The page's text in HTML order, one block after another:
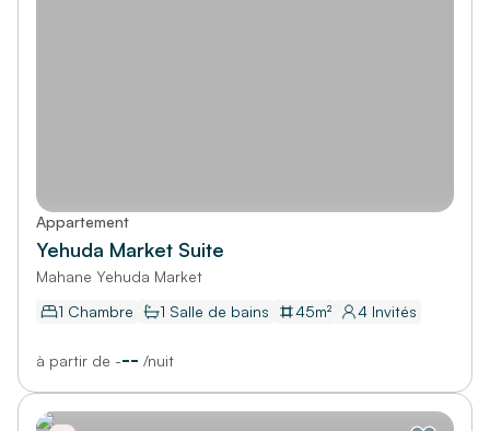
Appartement
Yehuda Market Suite
Mahane Yehuda Market
1 Chambre
1 Salle de bains 45m² 4 Invités
à partir de --- /nuit